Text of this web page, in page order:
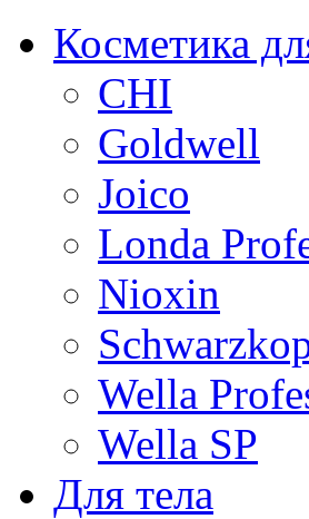
Косметика
CHI
Goldwell
Joico
Londa
Nioxin
Wella
Wella SP
Для тела